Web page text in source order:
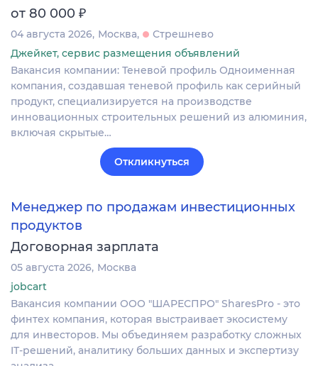
от 80 000 ₽
04 августа 2026 Москва
Стрешнево
Джейкет, сервис размещения объявлений
Вакансия компании: Теневой профиль Одноименная
компания, создавшая теневой профиль как серийный
продукт, специализируется на производстве
инновационных строительных решений из алюминия,
включая скрытые…
Откликнуться
Менеджер по продажам инвестиционных
продуктов
Договорная зарплата
05 августа 2026 Москва
jobcart
Вакансия компании ООО "ШАРЕСПРО" SharesPro - это
финтех компания, которая выстраивает экосистему
для инвесторов. Мы объединяем разработку сложных
IT‑решений, аналитику больших данных и экспертизу